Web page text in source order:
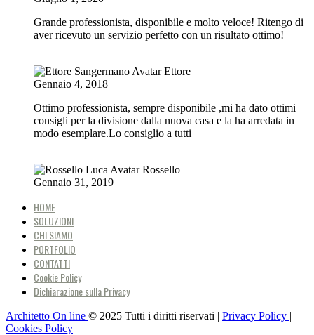
Grande professionista, disponibile e molto veloce! Ritengo di
aver ricevuto un servizio perfetto con un risultato ottimo!
Ettore
Gennaio 4, 2018
Ottimo professionista, sempre disponibile ,mi ha dato ottimi
consigli per la divisione dalla nuova casa e la ha arredata in
modo esemplare.Lo consiglio a tutti
Rossello
Gennaio 31, 2019
HOME
SOLUZIONI
CHI SIAMO
PORTFOLIO
CONTATTI
Cookie Policy
Dichiarazione sulla Privacy
Architetto On line © 2025 Tutti i diritti riservati | Privacy Policy |
Cookies Policy